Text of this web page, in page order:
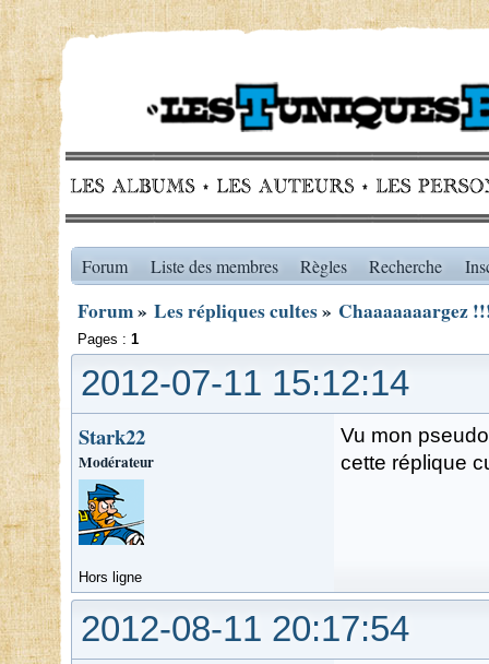
Forum Liste des membres Règles Recherche
Forum» Les répliques cultes» Chaaaaaaargez
Pages : 1
2012-07-11 15:12:14
Stark22
Modérateur
Vu mon
cette réplique
Hors ligne
2012-08-11 20:17:54